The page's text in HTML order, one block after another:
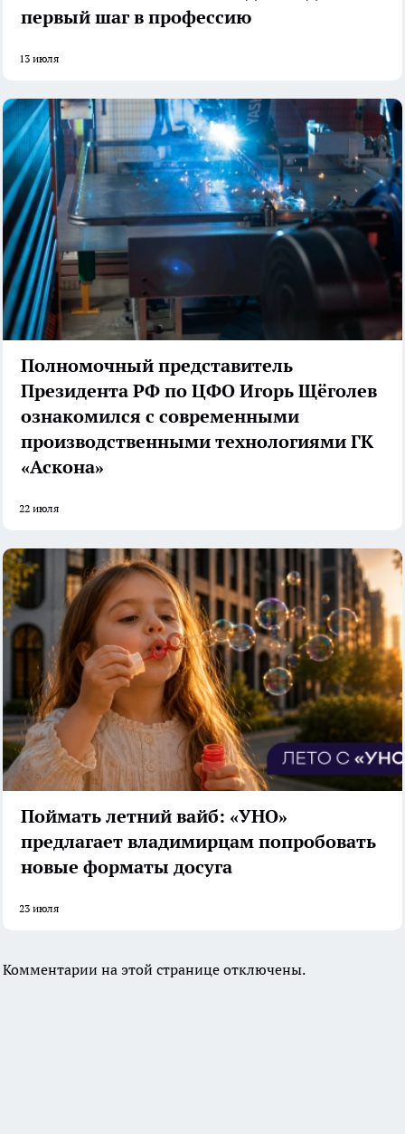
первый шаг в профессию
13 июля
Полномочный представитель
Президента РФ по ЦФО Игорь Щёголев
ознакомился с современными
производственными технологиями ГК
«Аскона»
22 июля
Поймать летний вайб: «УНО»
предлагает владимирцам попробовать
новые форматы досуга
23 июля
Комментарии на этой странице отключены.